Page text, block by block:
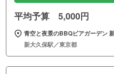
平均予算 5,000円
青空と夜景のBBQビアガーデン
新大久保駅／東京都